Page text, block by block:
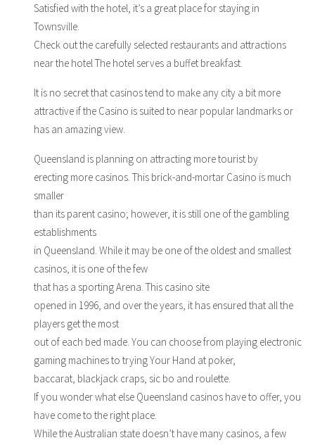
Satisfied with the hotel, it’s a great place for staying in
Townsville.
Check out the carefully selected restaurants and attractions
near the hotel The hotel serves a buffet breakfast.
It is no secret that casinos tend to make any city a bit more
attractive if the Casino is suited to near popular landmarks or
has an amazing view.
Queensland is planning on attracting more tourist by
erecting more casinos. This brick-and-mortar Casino is much
smaller
than its parent casino; however, it is still one of the gambling
establishments
in Queensland. While it may be one of the oldest and smallest
casinos, it is one of the few
that has a sporting Arena. This casino site
opened in 1996, and over the years, it has ensured that all the
players get the most
out of each bed made. You can choose from playing electronic
gaming machines to trying Your Hand at poker,
baccarat, blackjack craps, sic bo and roulette.
If you wonder what else Queensland casinos have to offer, you
have come to the right place.
While the Australian state doesn’t have many casinos, a few